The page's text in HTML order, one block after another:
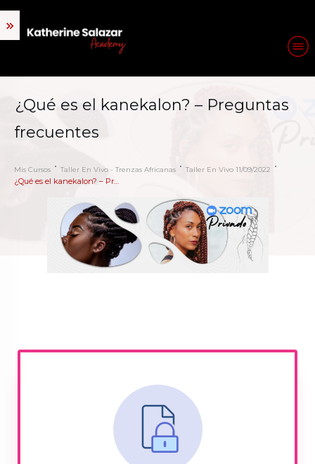
¿Qué es el kanekalon? – Preguntas
frecuentes
Mis Cursos Taller En Vivo - Trenzas Africanas Taller En Vivo 11/09/2022
¿Qué es el kanekalon? – Preguntas frecuentes